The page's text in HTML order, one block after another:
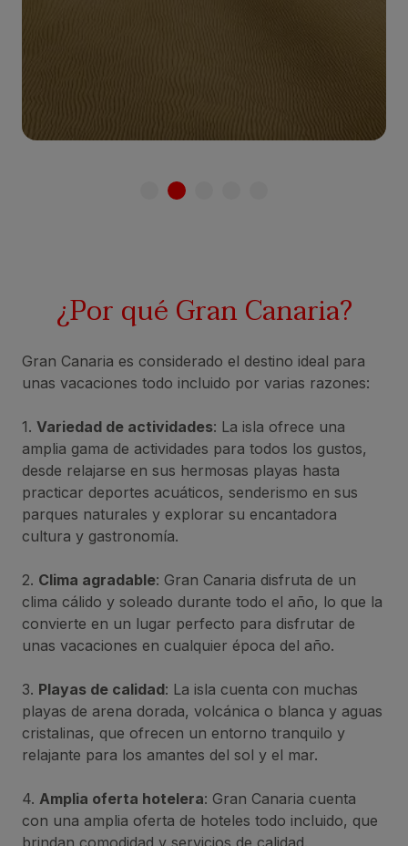
¿Por qué Gran Canaria?
Gran Canaria es considerado el destino ideal para
unas vacaciones todo incluido por varias razones:
1. Variedad de actividades: La isla ofrece una
amplia gama de actividades para todos los gustos,
desde relajarse en sus hermosas playas hasta
practicar deportes acuáticos, senderismo en sus
parques naturales y explorar su encantadora
cultura y gastronomía.
2. Clima agradable: Gran Canaria disfruta de un
clima cálido y soleado durante todo el año, lo que la
convierte en un lugar perfecto para disfrutar de
unas vacaciones en cualquier época del año.
3. Playas de calidad: La isla cuenta con muchas
playas de arena dorada, volcánica o blanca y aguas
cristalinas, que ofrecen un entorno tranquilo y
relajante para los amantes del sol y el mar.
4. Amplia oferta hotelera: Gran Canaria cuenta
con una amplia oferta de hoteles todo incluido, que
brindan comodidad y servicios de calidad.